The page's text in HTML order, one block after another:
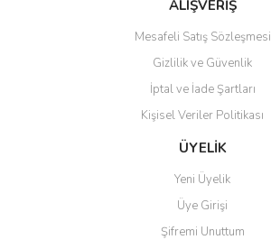
Gönder
ALIŞVERİŞ
Mesafeli Satış Sözleşmesi
Gizlilik ve Güvenlik
İptal ve İade Şartları
Kişisel Veriler Politikası
ÜYELİK
Yeni Üyelik
Üye Girişi
Şifremi Unuttum